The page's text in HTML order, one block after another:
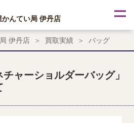
かんてい局 伊丹店
伊丹店 買取実績 バッグ
チャーショルダーバッグ」